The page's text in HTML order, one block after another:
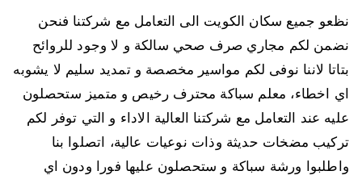
نظعو جميع سكان الكويت الى التعامل مع شركتنا فنحن
نضمن لكم مجاري صرف صحي سالكة و لا وجود للروائح
بتاتا لاننا نوفى لكم مواسير مخصصة و تمديد سليم لا يشوبه
اي اخطاء، معلم سباكة محترف رخيص و متميز ستحصلون
عليه عند التعامل مع شركتنا العالية الاداء و التي توفر لكم
تركيب مضخات حديثة وذات نوعيات عالية، اتصلوا بنا
واطلبوا ورشة سباكة و ستحصلون عليها فورا ودون اي